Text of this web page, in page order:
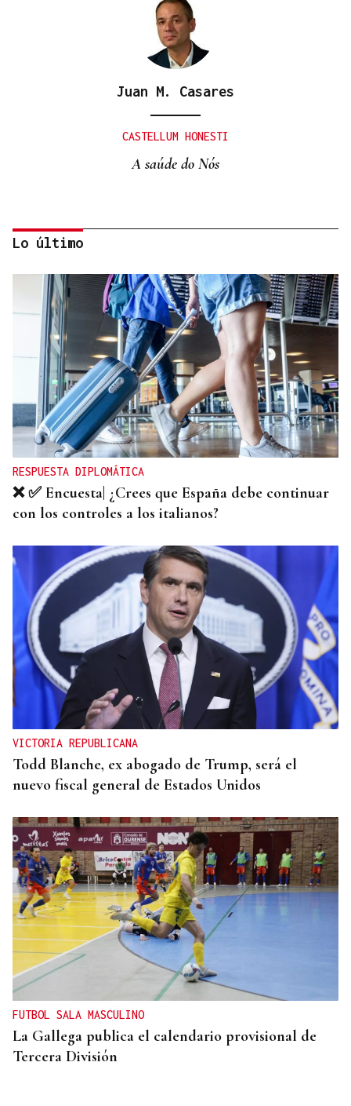
Juan M. Casares
CASTELLUM HONESTI
A saúde do Nós
Itxu Díaz
CRÓNICAS DE VERANO
El doble bikini como filosofía de vida
Lo último
RESPUESTA DIPLOMÁTICA
❌ ✅ Encuesta| ¿Crees que España debe continuar
con los controles a los italianos?
VICTORIA REPUBLICANA
Todd Blanche, ex abogado de Trump, será el
nuevo fiscal general de Estados Unidos
FUTBOL SALA MASCULINO
La Gallega publica el calendario provisional de
Tercera División